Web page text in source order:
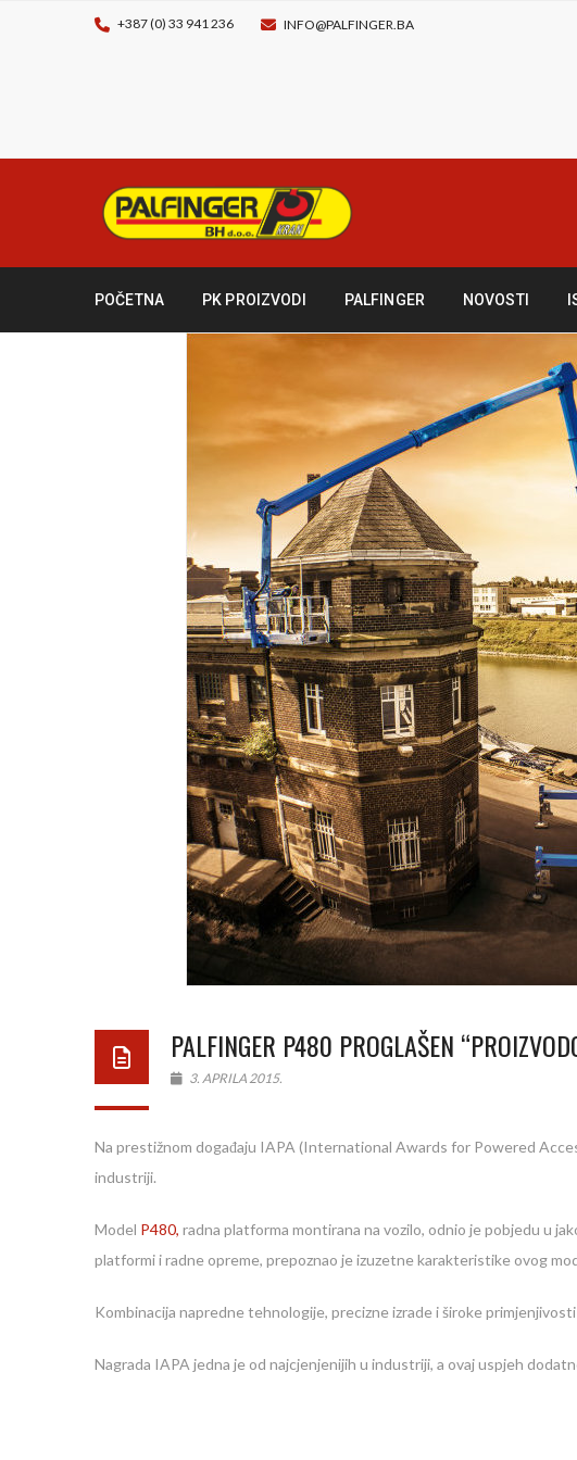
+387 (0) 33 941 236 INFO@PALFINGER.BA
POČETNA PK PROIZVODI PALFINGER NOVOSTI
PALFINGER P480 PROGLAŠEN
3. APRILA 2015.
Na prestižnom događaju IAPA (International Awards for Powered
industriji.
Model P480, radna platforma montirana na vozilo, odnio je pobjedu u
platformi i radne opreme, prepoznao je izuzetne karakteristike ovog
Kombinacija napredne tehnologije, precizne izrade i široke
Nagrada IAPA jedna je od najcjenjenijih u industriji, a ovaj uspjeh